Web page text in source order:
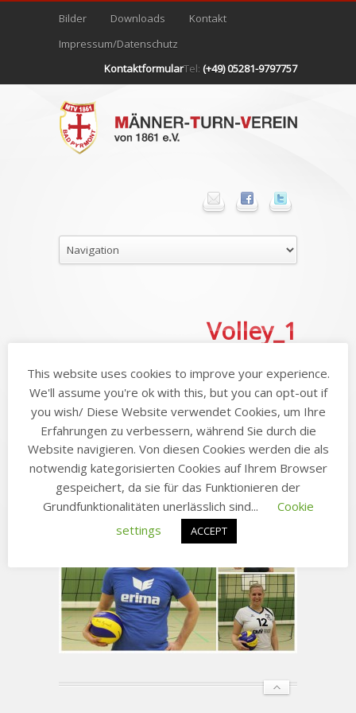
Bilder Downloads
Kontakt
Impressum/Datenschutz
KontaktformularTel: (+49) 05281-9797757
Volley_1
This website uses cookies to improve your experience.
We'll assume you're ok with this, but you can opt-out if
you wish/ Diese Website verwendet Cookies, um Ihre
Erfahrungen zu verbessern, während Sie durch die
Website navigieren. Von diesen Cookies werden die als
notwendig kategorisierten Cookies auf Ihrem Browser
gespeichert, da sie für das Funktionieren der
Grundfunktionalitäten unerlässlich sind...
Cookie
settings
ACCEPT